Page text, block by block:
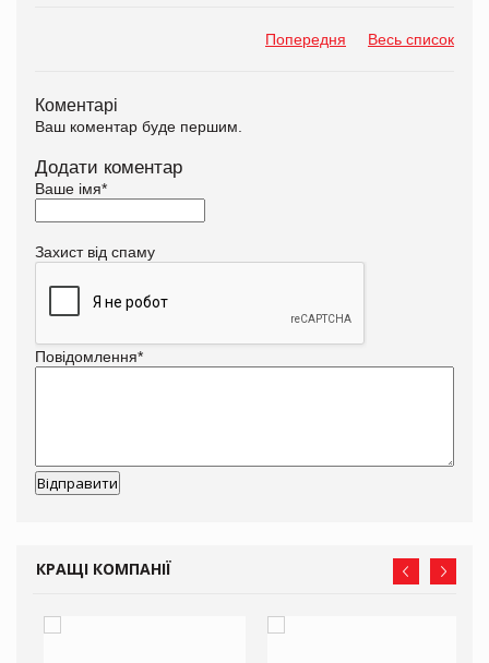
Попередня Весь список
Коментарі
Ваш коментар буде першим.
Додати коментар
Ваше імя*
Захист від спаму
Повідомлення*
КРАЩІ КОМПАНІЇ